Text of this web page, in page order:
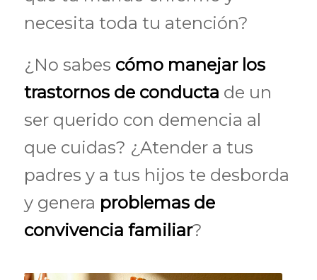
necesita toda tu atención?
¿No sabes cómo manejar los
trastornos de conducta de un
ser querido con demencia al
que cuidas? ¿Atender a tus
padres y a tus hijos te desborda
y genera problemas de
convivencia familiar?